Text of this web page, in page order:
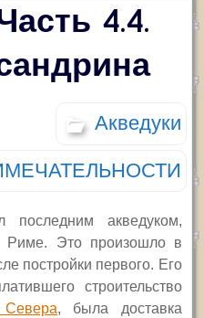
4.4.
Акведуки
последним акведуком,
Риме. Это произошло в
постройки первого. Его
строительство
Севера, была доставка